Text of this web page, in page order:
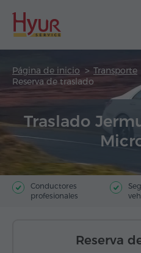
Página de inicio Transporte
Reserva de traslado
Traslado
Conductores
profesionales
Reserva